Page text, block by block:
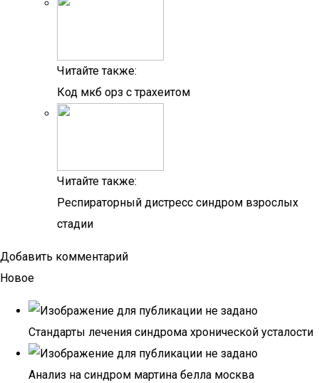
Читайте также:
Код мкб орз с трахеитом
Читайте также:
Респираторный дистресс синдром взрослых
стадии
Добавить комментарий
Новое
Стандарты лечения синдрома хронической усталости
Анализ на синдром мартина белла москва